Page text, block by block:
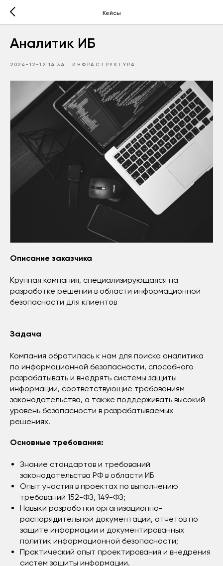
Кейсы
Аналитик ИБ
2024-12-12 14:34 ИНФРАСТРУКТУРА
Описание заказчика
Крупная компания, специализирующаяся на
разработке решений в области информационной
безопасности для клиентов
Задача
Компания обратилась к нам для поиска аналитика
по информационной безопасности, способного
разрабатывать и внедрять системы защиты
информации, соответствующие требованиям
законодательства, а также поддерживать высокий
уровень безопасности в разрабатываемых
решениях.
Основные требования:
Знание стандартов и требований
законодательства РФ в области ИБ
Опыт участия в проектах по выполнению
требований 152-ФЗ, 149-ФЗ;
Навыки разработки организационно-
распорядительной документации, отчетов по
защите информации и документированных
политик информационной безопасности;
Практический опыт проектирования и внедрения
систем защиты информации.